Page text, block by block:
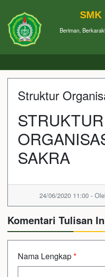
SMK
Beriman,
Struktur
STRUKTUR
SAKRA
24/06/2020 11:00 -
Komentari Tulisan
Nama Lengkap*